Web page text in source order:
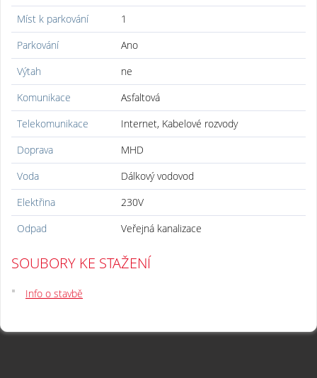
Míst k parkování
1
Parkování
Ano
Výtah
ne
Komunikace
Asfaltová
Telekomunikace
Internet, Kabelové rozvody
Doprava
MHD
Voda
Dálkový vodovod
Elektřina
230V
Odpad
Veřejná kanalizace
SOUBORY KE STAŽENÍ
Info o stavbě